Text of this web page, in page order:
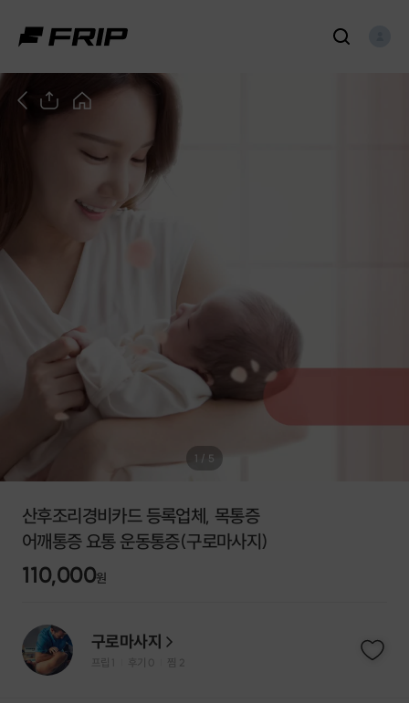
1 / 5
산후조리경비카드 등록업체, 목통증
어깨통증 요통 운동통증(구로마사지)
110,000원
구로마사지
프립 후기 0 찜 2